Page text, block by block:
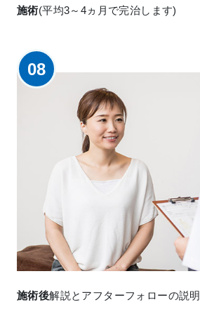
施術(平均3～4ヵ月で完治します)
08
施術後解説とアフターフォローの説明